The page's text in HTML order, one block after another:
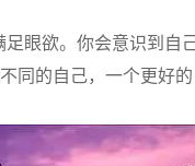
眼欲。你会意识到自
同的自己，一个更好